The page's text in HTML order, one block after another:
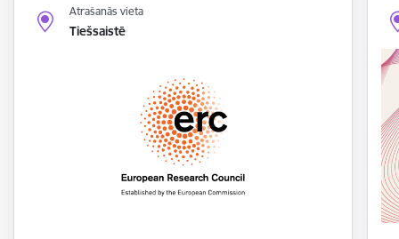
Atrašanās vieta
Tiešsaistē